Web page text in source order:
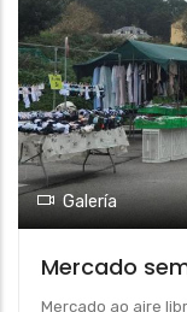
Galería
Mercado
Mercado ao aire